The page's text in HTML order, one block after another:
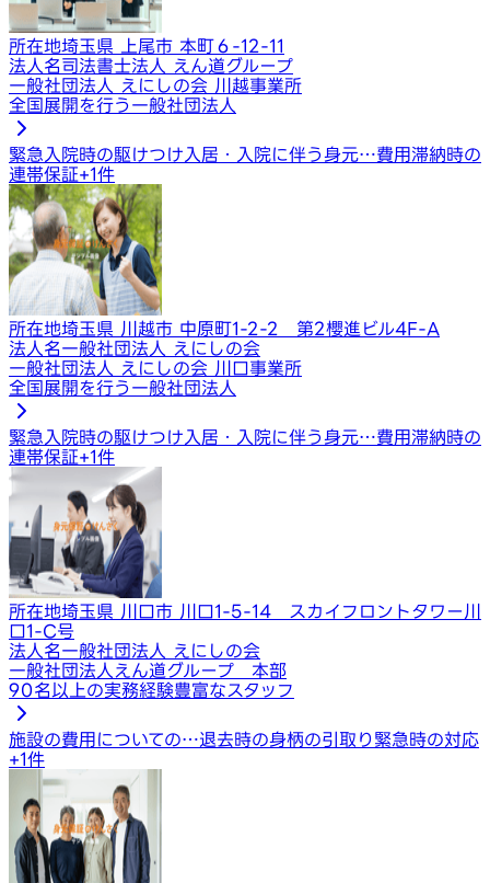
所在地埼玉県 上尾市 本町６-12-11
法人名司法書士法人 えん道グループ
一般社団法人 えにしの会 川越事業所
全国展開を行う一般社団法人
緊急入院時の駆けつけ 入居・入院に伴う身元…費用滞納時の
連帯保証+1件
所在地埼玉県 川越市 中原町1-2-2 第2櫻進ビル4F-A
法人名一般社団法人 えにしの会
一般社団法人 えにしの会 川口事業所
全国展開を行う一般社団法人
緊急入院時の駆けつけ 入居・入院に伴う身元…費用滞納時の
連帯保証+1件
所在地埼玉県 川口市 川口1-5-14 スカイフロントタワー川
口1-C号
法人名一般社団法人 えにしの会
一般社団法人えん道グループ 本部
90名以上の実務経験豊富なスタッフ
施設の費用についての…退去時の身柄の引取り緊急時の対応
+1件